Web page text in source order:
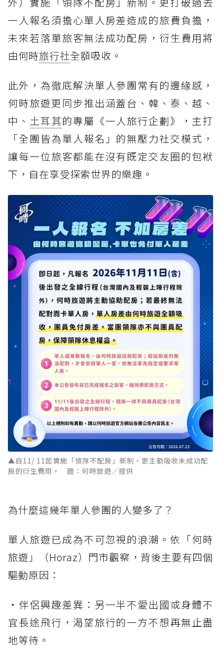
一人報名須擔心單人房差造成的旅費負擔，
未來若落單旅客無法成功配房，衍生費用將
由何時旅行社全額吸收。
此外，為徹底解決單人參團常有的邊緣感，
何時旅遊更同步推出涵蓋台、韓、泰、越、
中、 土耳其的專屬《一人旅行企劃》，主打
「全團皆為單人報名」的無壓力社交模式，
讓每一位旅客都能在沒有既定交友圈的包袱
下，自在享受探索世界的樂趣。
▲自11/ 11起實施「領隊不配房」新制，更主動吸收未成功配
房的衍生費用。 圖：何時旅遊／提供
為什麼這幾年單人參團的人變多了？
單人旅遊已成為不可忽視的浪潮。依「何時
旅遊」（Horaz）門市觀察，背後主要有四個
驅動原因：
・伴侶興趣差異：另一半不愛出國或身體不
宜長途飛行，渴望旅行的一方不想再無止盡
地等待。